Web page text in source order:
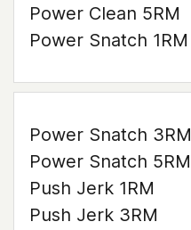
Power Clean 5RM
Power Snatch 1RM
Power Snatch 3RM
Power Snatch 5RM
Push Jerk 1RM
Push Jerk 3RM